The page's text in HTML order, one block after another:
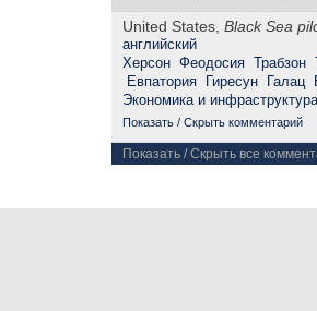
United States, Black Sea
английский
Херсон Феодосия Трабзон
Евпатория
Гиресун Галац
Экономика и инфраструктура
Показать / Скрыть комментарий
Показать / Скрыть все